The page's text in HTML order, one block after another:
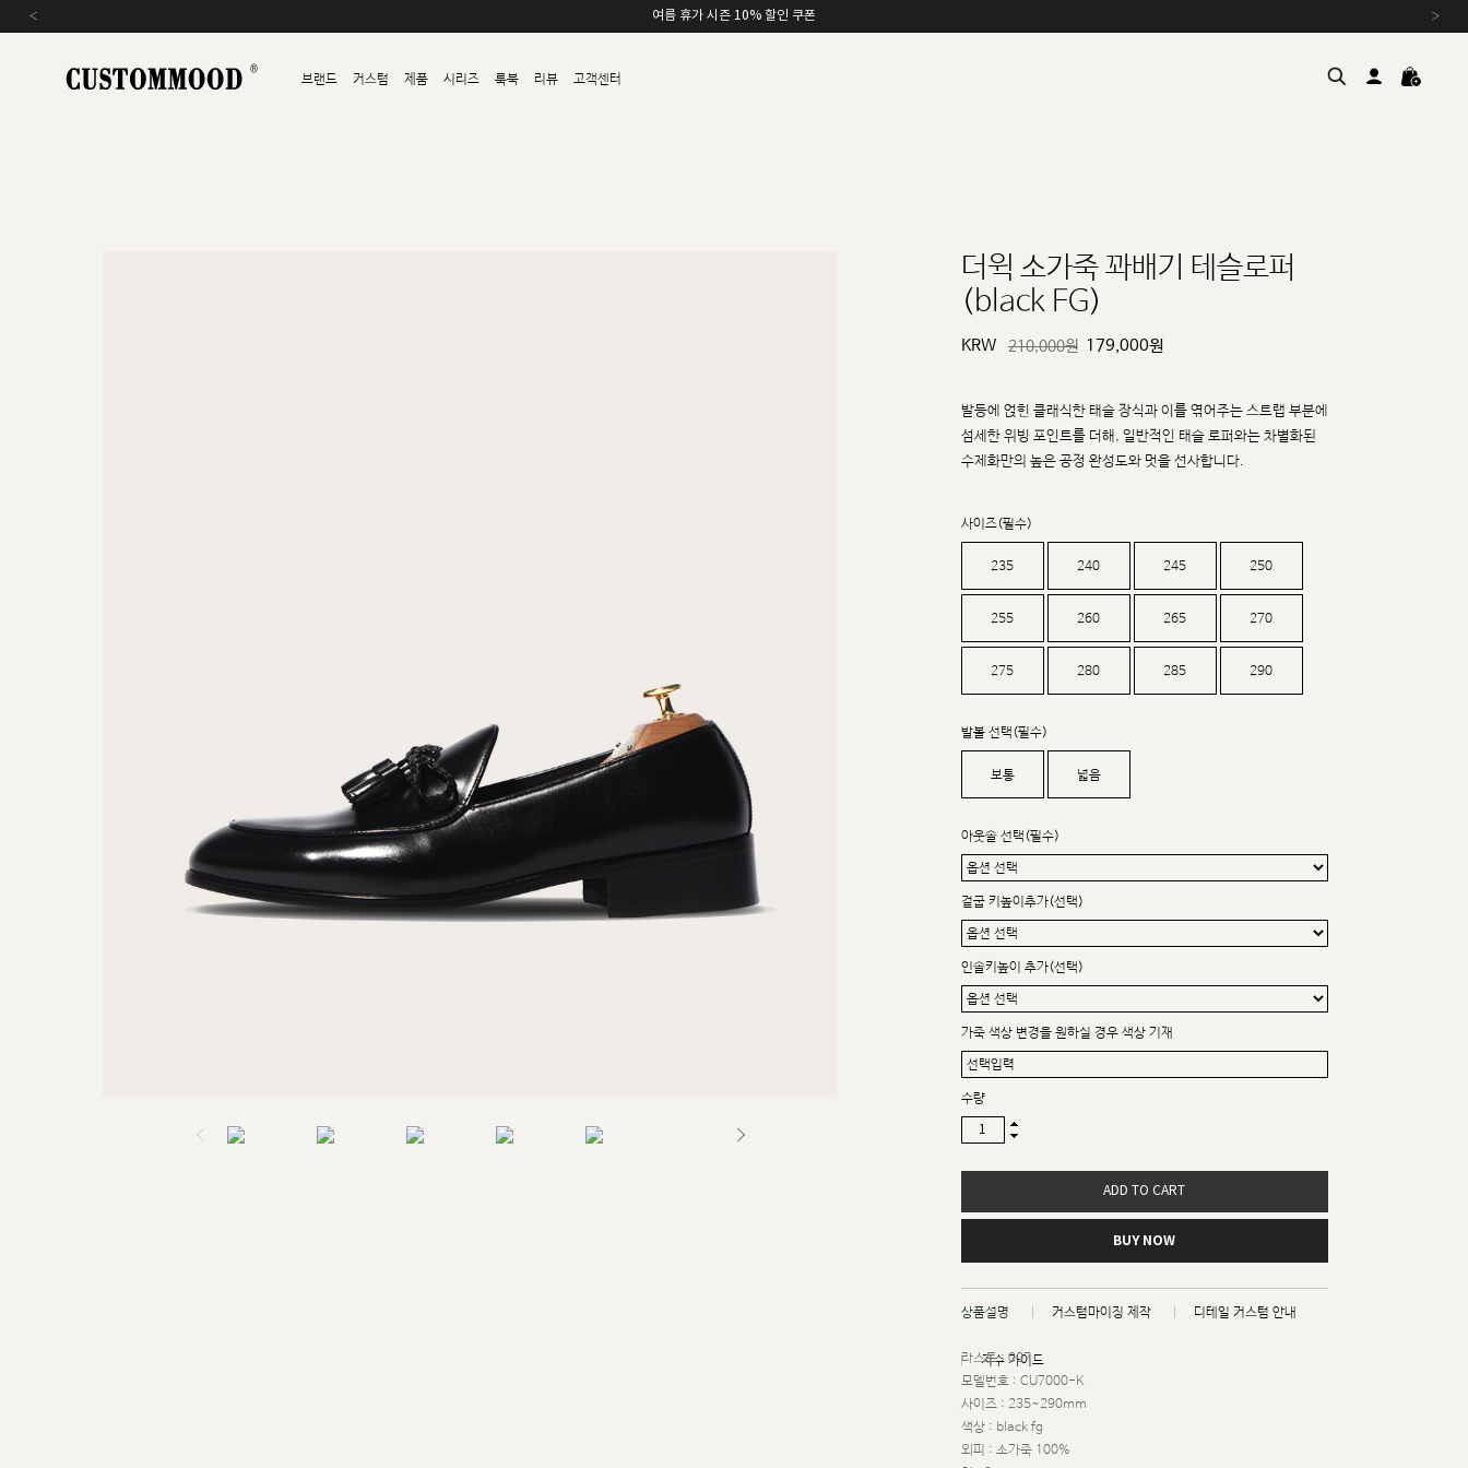
여름 휴가 시즌 10% 할인 쿠폰
‹ ›
브랜드 커스텀 제품 시리즈 룩북 리뷰 고객센터
더윅 소가죽 꽈배기 테슬로퍼
(black FG)
KRW 210,000원 179,000원
발등에 얹힌 클래식한 태슬 장식과 이를 엮어주는 스트랩 부분에
섬세한 위빙 포인트를 더해, 일반적인 태슬 로퍼와는 차별화된
수제화만의 높은 공정 완성도와 멋을 선사합니다.
사이즈(필수)
235 240 245 250
255 260 265 270
275 280 285 290
발볼 선택(필수)
보통 넓음
아웃솔 선택(필수)
겉굽 키높이추가(선택)
인솔키높이 추가(선택)
가죽 색상 변경을 원하실 경우 색상 기재
수량
ADD TO CART
BUY NOW
상품설명 커스텀마이징 제작 디테일 커스텀 안내
치수 가이드
라스트 : 007
모델번호 : CU7000-K
사이즈 : 235~290mm
색상 : black fg
외피 : 소가죽 100%